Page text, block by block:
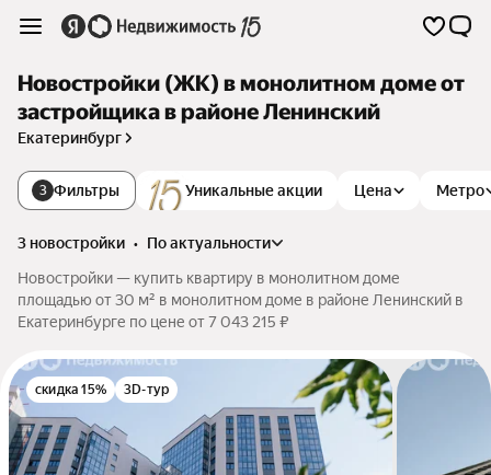
Новостройки (ЖК) в монолитном доме от
застройщика в районе Ленинский
Екатеринбург
3 Фильтры Уникальные акции Цена Метро
3 новостройки •
по актуальности
Новостройки — купить квартиру в монолитном доме
площадью от 30 м² в монолитном доме в районе Ленинский в
Екатеринбурге по цене от 7 043 215 ₽
скидка 15% 3D-тур